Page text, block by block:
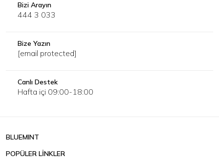
Bizi Arayın
444 3 033
Bize Yazın
[email protected]
Canlı Destek
Hafta içi 09:00-18:00
BLUEMINT
POPÜLER LİNKLER